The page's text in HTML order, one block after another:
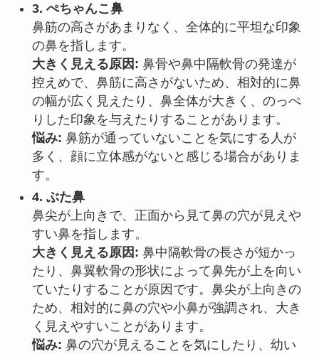
3. ぺちゃんこ鼻
鼻筋の高さがあまりなく、全体的に平坦な印象
の鼻を指します。
大きく見える原因: 鼻骨や鼻中隔軟骨の発達が
控えめで、鼻筋に高さがないため、相対的に鼻
の幅が広く見えたり、鼻全体が大きく、のっぺ
りした印象を与えたりすることがあります。
悩み: 鼻筋が通っていないことを気にする人が
多く、顔に立体感がないと感じる場合がありま
す。
4. ぶた鼻
鼻尖が上向きで、正面から見て鼻の穴が見えや
すい鼻を指します。
大きく見える原因: 鼻中隔軟骨の長さが短かっ
たり、鼻翼軟骨の形状によって鼻先が上を向い
ていたりすることが原因です。鼻尖が上向きの
ため、相対的に鼻の穴や小鼻が強調され、大き
く見えやすいことがあります。
悩み: 鼻の穴が見えることを気にしたり、幼い